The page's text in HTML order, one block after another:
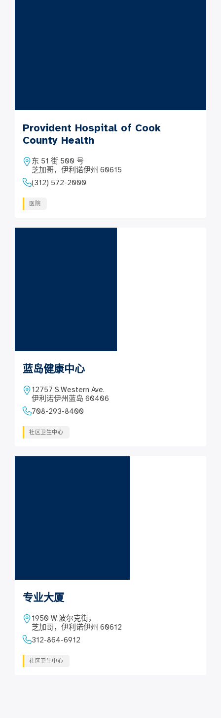
Provident Hospital of Cook
County Health
东 51 街 500 号
芝加哥，伊利诺伊州 60615
(312) 572-2000
医院
蓝岛健康中心
12757 S.Western Ave.
伊利诺伊州蓝岛 60406
708-293-8400
社区卫生中心
专业大厦
1950 W.波尔克街，
芝加哥，伊利诺伊州 60612
312-864-6912
社区卫生中心